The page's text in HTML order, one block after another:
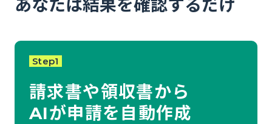
Step1
請求書や領収書から
AIが申請を自動作成